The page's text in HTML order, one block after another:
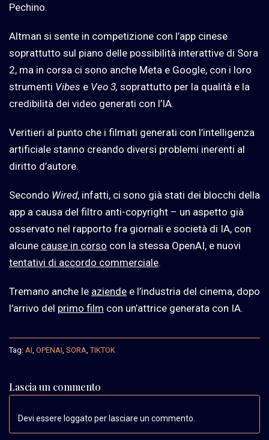
Pechino.
Altman si sente in competizione con l’app cinese
soprattutto sul piano delle possibilità interattive di Sora
2, ma in corsa ci sono anche Meta e Google, con i loro
strumenti Vibes e Veo 3, soprattutto per la qualità e la
credibilità dei video generati con l’IA.
Veritieri al punto che i filmati generati con l’intelligenza
artificiale stanno creando diversi problemi inerenti al
diritto d’autore.
Secondo Wired, infatti, ci sono già stati dei blocchi della
app a causa del filtro anti-copyright – un aspetto già
osservato nel rapporto fra giornali e società di IA, con
alcune cause in corso con la stessa OpenAI, e nuovi
tentativi di accordo commerciale.
Tremano anche le aziende e l’industria del cinema, dopo
l’arrivo del primo film con un’attrice generata con IA.
Tag: AI OPENAI SORA ,TIKTOK
Lascia un commento
Devi essere loggato per lasciare un commento.